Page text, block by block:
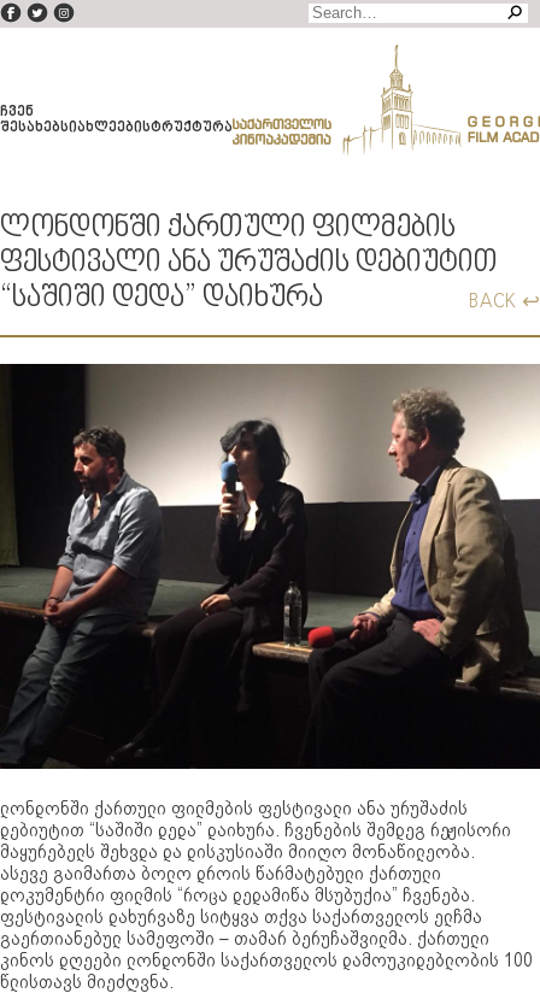
ᲩᲕᲔᲜ
ᲨᲔᲡᲐᲮᲔᲑᲡᲘᲐᲮᲚᲔᲔᲑᲘᲡᲢᲠᲣᲥᲢᲣᲠᲐ
ᲚᲝᲜᲓᲝᲜᲨᲘ ᲥᲐᲠᲗᲣᲚᲘ ᲤᲘᲚᲛᲔᲑᲘᲡ
ᲤᲔᲡᲢᲘᲕᲐᲚᲘ ᲐᲜᲐ ᲣᲠᲣᲨᲐᲫᲘᲡ ᲓᲔᲑᲘᲣᲢᲘᲗ
“ᲡᲐᲨᲘᲨᲘ ᲓᲔᲓᲐ” ᲓᲐᲘᲮᲣᲠᲐ
BACK ↩
ლონდონში ქართული ფილმების ფესტივალი ანა ურუშაძის
დებიუტით “საშიში დედა” დაიხურა. ჩვენების შემდეგ რეჟისორი
მაყურებელს შეხვდა და დისკუსიაში მიიღო მონაწილეობა.
ასევე გაიმართა ბოლო დროის წარმატებული ქართული
დოკუმენტრი ფილმის “როცა დედამიწა მსუბუქია” ჩვენება.
ფესტივალის დახურვაზე სიტყვა თქვა საქართველოს ელჩმა
გაერთიანებულ სამეფოში – თამარ ბერუჩაშვილმა. ქართული
კინოს დღეები ლონდონში საქართველოს დამოუკიდებლობის 100
წლისთავს მიეძღვნა.